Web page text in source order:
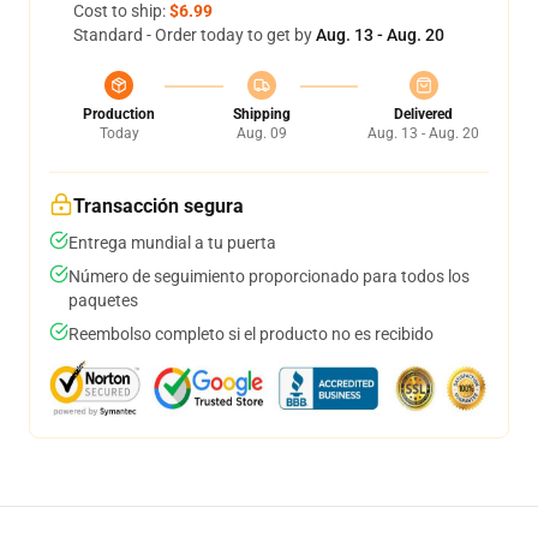
Cost to ship:$6.99
Standard - Order today to get byAug. 13 - Aug. 20
Production
Today
Shipping
Aug. 09
Delivered
Aug. 13 - Aug. 20
Transacción segura
Entrega mundial a tu puerta
Número de seguimiento proporcionado para todos los
paquetes
Reembolso completo si el producto no es recibido